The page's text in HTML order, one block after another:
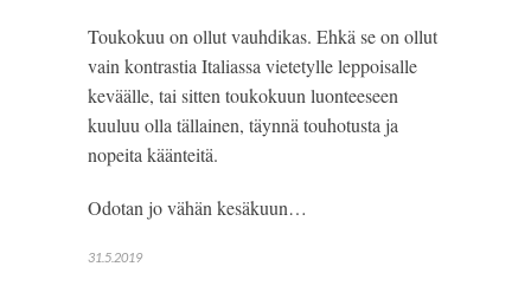
Toukokuu on ollut vauhdikas. Ehkä se on ollut
vain kontrastia Italiassa vietetylle leppoisalle
keväälle, tai sitten toukokuun luonteeseen
kuuluu olla tällainen, täynnä touhotusta ja
nopeita käänteitä.
Odotan jo vähän kesäkuun…
31.5.2019